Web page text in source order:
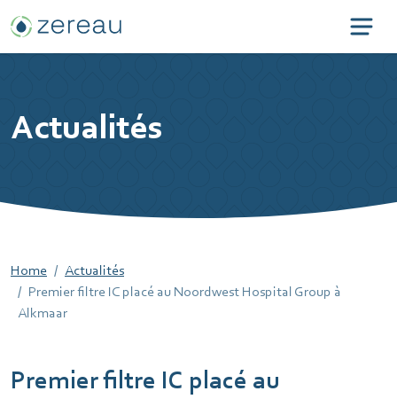
Actualités
Home
Actualités
Premier filtre IC placé au Noordwest Hospital Group à
Alkmaar
Premier filtre IC placé au